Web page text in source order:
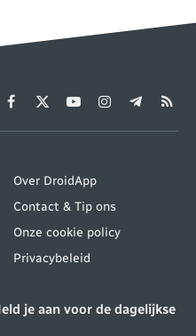
Facebook
X
(Twitter)
YouTubeInstagram
Telegram
RSS
Over DroidApp
Contact & Tip ons
Onze cookie policy
Privacybeleid
je aan voor de dagelijkse